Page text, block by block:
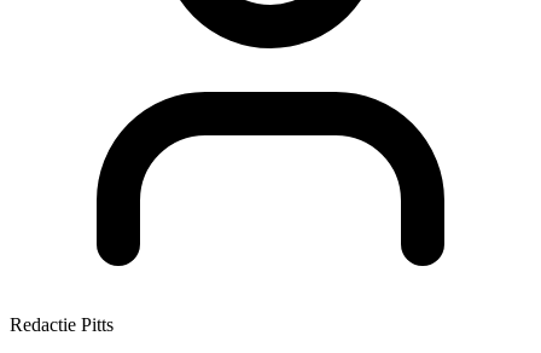
Redactie Pitts